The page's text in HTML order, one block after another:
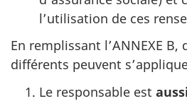
l’utilisation de ces
En remplissant l’ANNEXE B,
différents peuvent
Le responsable est